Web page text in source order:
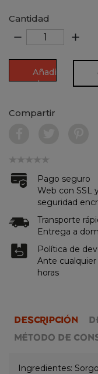
Cantidad
remove add
Añadir
al
Compartir
Pago seguro
Web con SSL
seguridad
Transporte
Entrega a
Política de
Ante
horas
DESCRIPCIÓN
MÉTODO DE
Ingredientes: Sorgo